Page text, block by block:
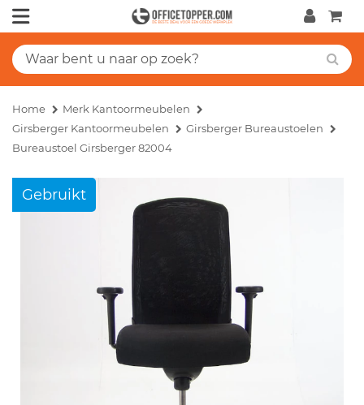
Home
Merk Kantoormeubelen
Girsberger Kantoormeubelen
Girsberger Bureaustoelen
Bureaustoel Girsberger 82004
Gebruikt